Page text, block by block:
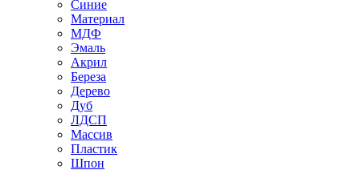
Синие
Материал
МДФ
Эмаль
Акрил
Береза
Дерево
Дуб
ЛДСП
Массив
Пластик
Шпон